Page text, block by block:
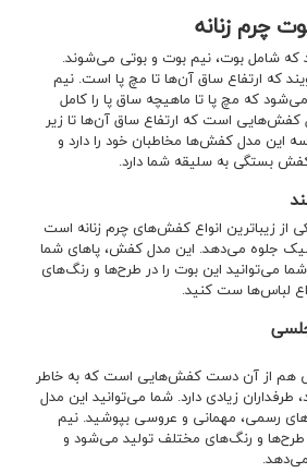
چرم زنانه
که شامل بوت، نیم بوت و بوتی می‌شوند.
که ارتفاع ساق آن‌ها تا مچ پا است. نیم
که مچ پا تا ماهیچه ساق پا را کامل
است که ارتفاع ساق آن‌ها تا زیر
سه این مدل کفش‌ها مخاطبان خود را دارد و
بستگی به سلیقه شما دارد.
از زیباترین انواع کفش‌های چرم زنانه است
شیک جلوه می‌دهد‌. این مدل کفش، پاهای شما
می‌توانید این بوت را در طرح‌ها و رنگ‌های
لباس‌ها ست کنید.
هم از آن دست کفش‌هایی است که به خاطر
طرفداران زیادی دارد. شما می‌توانید این مدل
رسمی، مهمانی و عروسی بپوشید. نیم
و رنگ‌های مختلف تولید می‌شود و